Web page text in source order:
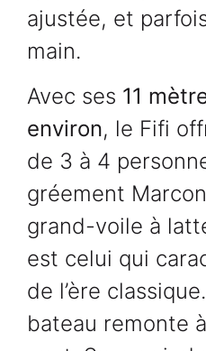
ajustée, et
main.
Avec ses 11
environ, le Fifi
de 3 à 4
gréement
grand-voile à
est celui qui
de l’ère
bateau remonte